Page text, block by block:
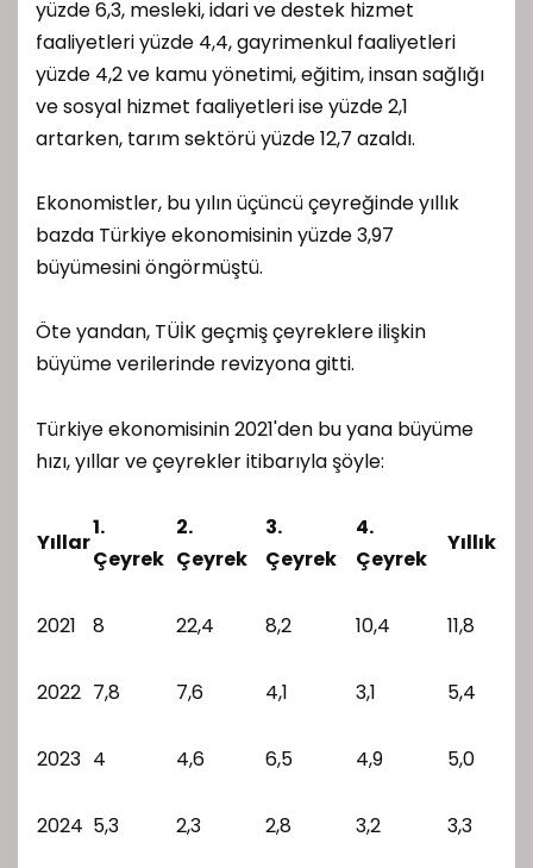
yüzde 6,3, mesleki, idari ve destek hizmet
faaliyetleri yüzde 4,4, gayrimenkul faaliyetleri
yüzde 4,2 ve kamu yönetimi, eğitim, insan sağlığı
ve sosyal hizmet faaliyetleri ise yüzde 2,1
artarken, tarım sektörü yüzde 12,7 azaldı.
Ekonomistler, bu yılın üçüncü çeyreğinde yıllık
bazda Türkiye ekonomisinin yüzde 3,97
büyümesini öngörmüştü.
Öte yandan, TÜİK geçmiş çeyreklere ilişkin
büyüme verilerinde revizyona gitti.
Türkiye ekonomisinin 2021'den bu yana büyüme
hızı, yıllar ve çeyrekler itibarıyla şöyle:
Yıllar
1.
Çeyrek
2.
Çeyrek
3.
Çeyrek
4.
Çeyrek
Yıllık
2021 8 22,4 8,2 10,4 11,8
2022 7,8 7,6 4,1 3,1 5,4
2023 4 4,6 6,5 4,9 5,0
2024 5,3 2,3 2,8 3,2 3,3